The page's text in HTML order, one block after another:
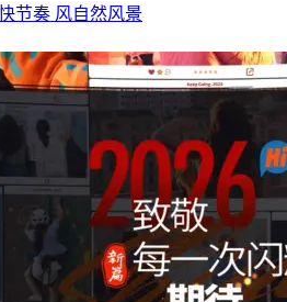
节奏 风自然风景